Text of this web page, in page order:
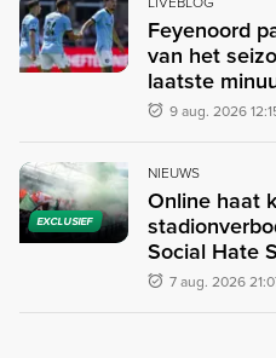
Feyenoord
van het
laatste
9 aug. 2026
EXCLUSIEF
NIEUWS
Online haat
Social Hate
7 aug. 2026